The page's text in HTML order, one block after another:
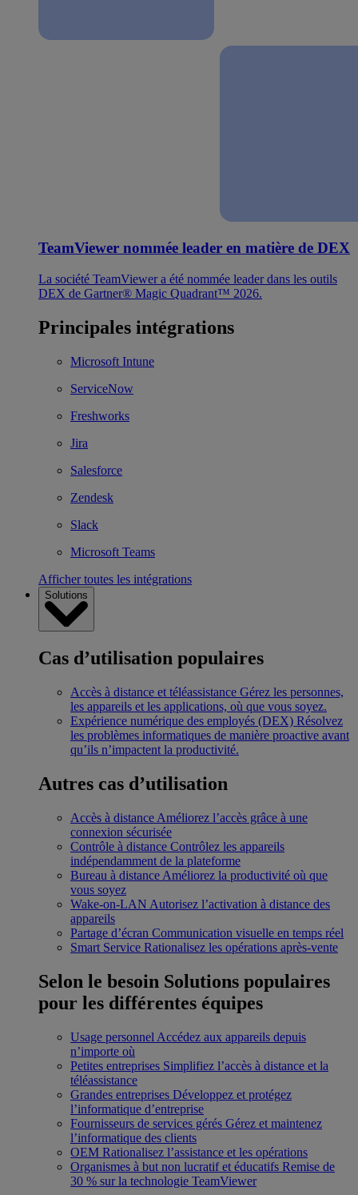
TeamViewer nommée leader en matière de DEX
La société TeamViewer a été nommée leader dans les outils
DEX de Gartner® Magic Quadrant™ 2026.
Principales intégrations
Microsoft Intune
ServiceNow
Freshworks
Jira
Salesforce
Zendesk
Slack
Microsoft Teams
Afficher toutes les intégrations
Solutions
Cas d’utilisation populaires
Accès à distance et téléassistance Gérez les personnes,
les appareils et les applications, où que vous soyez.
Expérience numérique des employés (DEX) Résolvez
les problèmes informatiques de manière proactive avant
qu’ils n’impactent la productivité.
Autres cas d’utilisation
Accès à distance Améliorez l’accès grâce à une
connexion sécurisée
Contrôle à distance Contrôlez les appareils
indépendamment de la plateforme
Bureau à distance Améliorez la productivité où que
vous soyez
Wake-on-LAN Autorisez l’activation à distance des
appareils
Partage d’écran Communication visuelle en temps réel
Smart Service Rationalisez les opérations après-vente
Selon le besoin Solutions populaires
pour les différentes équipes
Usage personnel Accédez aux appareils depuis
n’importe où
Petites entreprises Simplifiez l’accès à distance et la
téléassistance
Grandes entreprises Développez et protégez
l’informatique d’entreprise
Fournisseurs de services gérés Gérez et maintenez
l’informatique des clients
OEM Rationalisez l’assistance et les opérations
Organismes à but non lucratif et éducatifs Remise de
30 % sur la technologie TeamViewer